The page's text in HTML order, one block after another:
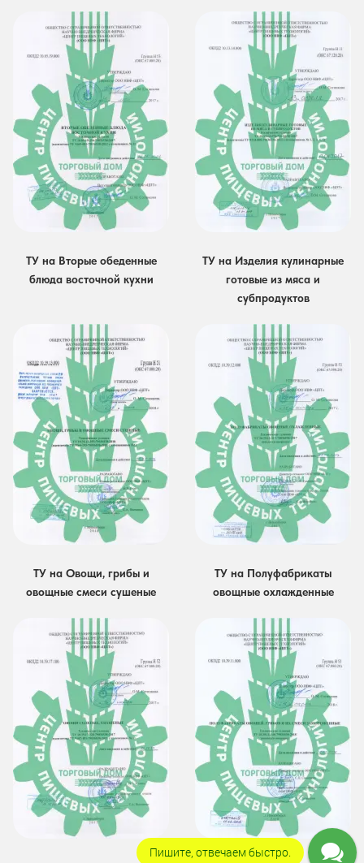
ТУ на Вторые обеденные
блюда восточной кухни
ТУ на Изделия кулинарные
готовые из мяса и
субпродуктов
ТУ на Овощи, грибы и
овощные смеси сушеные
ТУ на Полуфабрикаты
овощные охлажденные
Пишите, отвечаем быстро.